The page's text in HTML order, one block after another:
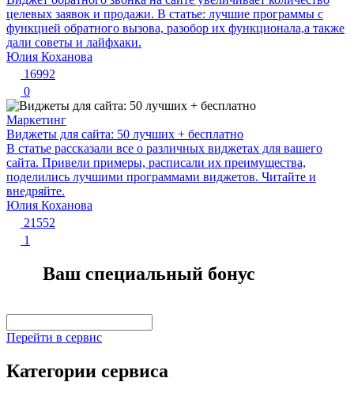
целевых заявок и продажи. В статье: лучшие программы с
функцией обратного вызова, разобор их функционала,а также
дали советы и лайфхаки.
Юлия Коханова
16992
0
Маркетинг
Виджеты для сайта: 50 лучших + бесплатно
В статье рассказали все о различных виджетах для вашего
сайта. Привели примеры, расписали их преимущества,
поделились лучшими программами виджетов. Читайте и
внедряйте.
Юлия Коханова
21552
1
Ваш специальный бонус
Перейти в сервис
Категории сервиса